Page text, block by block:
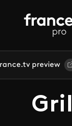
preview